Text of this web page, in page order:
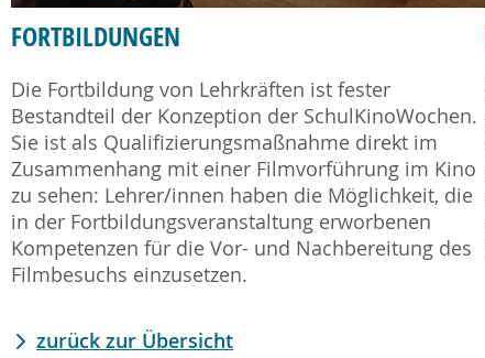
FORTBILDUNGEN
Die Fortbildung von Lehrkräften ist fester
Bestandteil der Konzeption der SchulKinoWochen.
Sie ist als Qualifizierungsmaßnahme direkt im
Zusammenhang mit einer Filmvorführung im Kino
zu sehen: Lehrer/innen haben die Möglichkeit, die
in der Fortbildungsveranstaltung erworbenen
Kompetenzen für die Vor- und Nachbereitung des
Filmbesuchs einzusetzen.
zurück zur Übersicht